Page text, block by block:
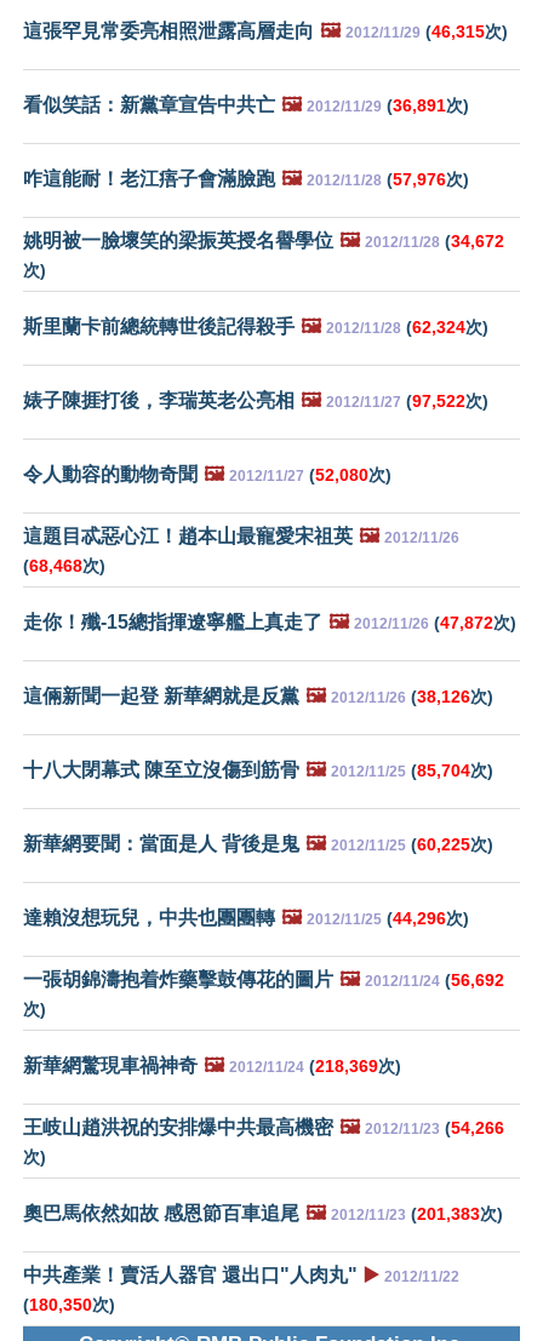
這張罕見常委亮相照泄露高層走向 🖼️ 2012/11/29 (46,315次)
看似笑話：新黨章宣告中共亡 🖼️ 2012/11/29 (36,891次)
咋這能耐！老江痦子會滿臉跑 🖼️ 2012/11/28 (57,976次)
姚明被一臉壞笑的梁振英授名譽學位 🖼️ 2012/11/28 (34,672
次)
斯里蘭卡前總統轉世後記得殺手 🖼️ 2012/11/28 (62,324次)
婊子陳捱打後，李瑞英老公亮相 🖼️ 2012/11/27 (97,522次)
令人動容的動物奇聞 🖼️ 2012/11/27 (52,080次)
這題目忒惡心江！趙本山最寵愛宋祖英 🖼️ 2012/11/26
(68,468次)
走你！殲-15總指揮遼寧艦上真走了 🖼️ 2012/11/26 (47,872次)
這倆新聞一起登 新華網就是反黨 🖼️ 2012/11/26 (38,126次)
十八大閉幕式 陳至立沒傷到筋骨 🖼️ 2012/11/25 (85,704次)
新華網要聞：當面是人 背後是鬼 🖼️ 2012/11/25 (60,225次)
達賴沒想玩兒，中共也團團轉 🖼️ 2012/11/25 (44,296次)
一張胡錦濤抱着炸藥擊鼓傳花的圖片 🖼️ 2012/11/24 (56,692
次)
新華網驚現車禍神奇 🖼️ 2012/11/24 (218,369次)
王岐山趙洪祝的安排爆中共最高機密 🖼️ 2012/11/23 (54,266
次)
奧巴馬依然如故 感恩節百車追尾 🖼️ 2012/11/23 (201,383次)
中共產業！賣活人器官 還出口"人肉丸" ▶️ 2012/11/22
(180,350次)